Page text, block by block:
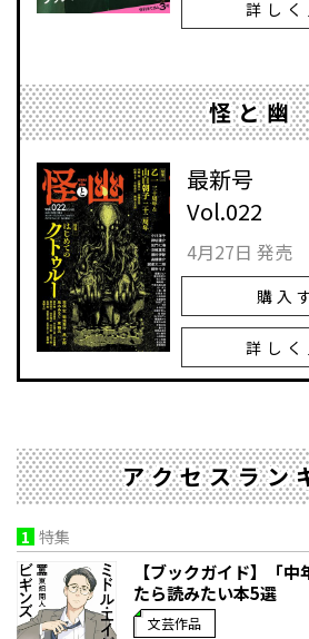
詳しく
怪と幽
最新号
Vol.022
4月27日 発売
購入
詳しく
アクセスラン
1 特集
【ブックガイド】「
たら読みたい本5選
文芸作品